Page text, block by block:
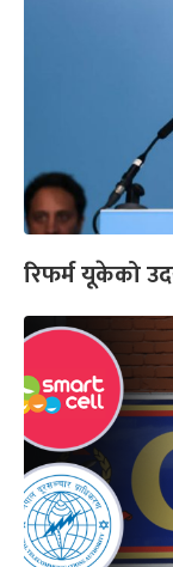
रिफर्म यूकेको